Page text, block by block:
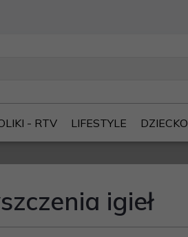
- RTV LIFESTYLE DZIECKO
igieł